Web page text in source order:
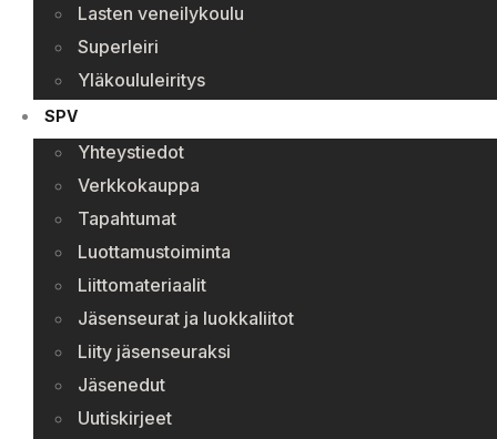
Lasten veneilykoulu
Superleiri
Yläkoululeiritys
SPV
Yhteystiedot
Verkkokauppa
Tapahtumat
Luottamustoiminta
Liittomateriaalit
Jäsenseurat ja luokkaliitot
Liity jäsenseuraksi
Jäsenedut
Uutiskirjeet